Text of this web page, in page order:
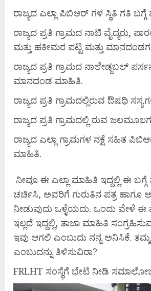
ರಾಜ್ಯದ ಎಲ್ಲಾ ಪಿಬಿಆರ್ ಗಳ ಸ್ಥಿತಿ ಗತಿ
ರಾಜ್ಯದ ಪ್ರತಿ ಗ್ರಾಮದ ನಾಟಿ ವೈದ್ಯರು,
ಮತ್ತು ಹಕೀಮರ ಪಟ್ಟಿ ಮತ್ತು
ರಾಜ್ಯದ ಪ್ರತಿ ಗ್ರಾಮದ ನಾಲೇಡ್ಜಬಲ್
ಮಾನದಂಡ ಮಾಹಿತಿ.
ರಾಜ್ಯದ ಪ್ರತಿ ಗ್ರಾಮದಲ್ಲಿರುವ ಔಷಧಿ
ರಾಜ್ಯದ ಪ್ರತಿ ಗ್ರಾಮದಲ್ಲಿ ರುವ
ರಾಜ್ಯದ ಎಲ್ಲಾ ಗ್ರಾಮಗಳ ನಕ್ಷೆ ಸಹಿತ
ಮಾಹಿತಿ.
ನೀವೂ ಈ ಎಲ್ಲಾ ಮಾಹಿತಿ ಇದ್ದಲ್ಲಿ ಈ ಬಗ್ಗೆ
ಚರ್ಚಿಸಿ, ಅವರಿಗೆ ಗುರುತಿನ ಪತ್ರ ಹಾಗೂ
ನೀಡುವುದು ಒಳ್ಳೆಯದು. ಒಂದು ವೇಳೆ ಈ
ಇಲ್ಲದೆ ಇದ್ದಲ್ಲಿ, ತಾಜಾ ಮಾಹಿತಿ
ಇವು ಆಗಲಿ ಎಂಬುದು ನನ್ನ ಅನಿಸಿಕೆ.
ಎಂಬುದನ್ನು ತಿಳಿಸುವಿರಾ?
FRLHT ಸಂಸ್ಥೆಗೆ ಭೇಟಿ ನೀಡಿ